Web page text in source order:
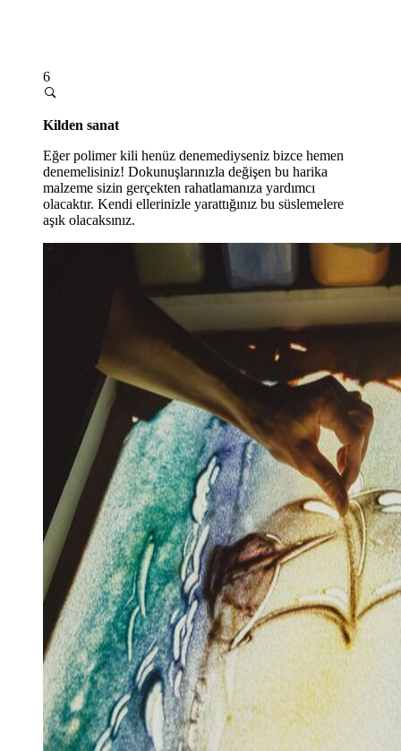
6
Kilden sanat
Eğer polimer kili henüz denemediyseniz bizce hemen
denemelisiniz! Dokunuşlarınızla değişen bu harika
malzeme sizin gerçekten rahatlamanıza yardımcı
olacaktır. Kendi ellerinizle yarattığınız bu süslemelere
aşık olacaksınız.